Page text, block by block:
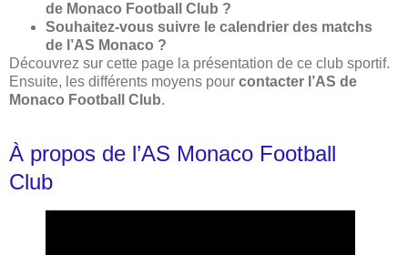
de Monaco Football Club ?
Souhaitez-vous suivre le calendrier des matchs
de l’AS Monaco ?
Découvrez sur cette page la présentation de ce club sportif.
Ensuite, les différents moyens pour contacter l’AS de
Monaco Football Club.
À propos de l’AS Monaco Football
Club